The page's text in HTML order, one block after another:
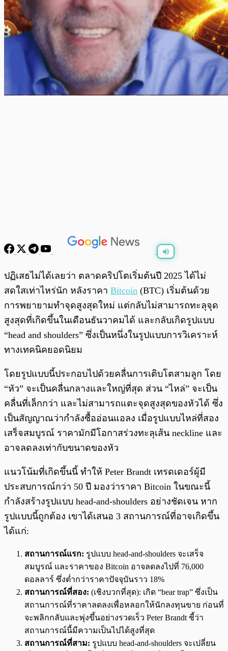
พร้อมเล่น /0:00
ปฏิเสธไม่ได้เลยว่า ตลาดคริปโตเริ่มต้นปี 2025 ได้ไม่
สดใสเท่าไหร่นัก หลังราคา Bitcoin (BTC) เริ่มต้นด้วย
การพยายามทำจุดสูงสุดใหม่ แต่กลับไม่สามารถทะลุจุด
สูงสุดที่เกิดขึ้นในเดือนธันวาคมได้ และกลับเกิดรูปแบบ
“head and shoulders” ซึ่งเป็นหนึ่งในรูปแบบการวิเคราะห์
ทางเทคนิคยอดนิยม
โดยรูปแบบนี้ประกอบไปด้วยคลื่นการเติบโตสามลูก โดย
“หัว” จะเป็นคลื่นกลางและใหญ่ที่สุด ส่วน “ไหล่” จะเป็น
คลื่นที่เล็กกว่า และไม่สามารถแตะจุดสูงสุดของหัวได้ ซึ่ง
เป็นสัญญาณว่ากำลังซื้ออ่อนแอลง เมื่อรูปแบบไหล่ที่สอง
เสร็จสมบูรณ์ ราคามักมีโอกาสร่วงทะลุเส้น neckline และ
อาจลดลงเท่ากับขนาดของหัว
แนวโน้มที่เกิดขึ้นนี้ ทำให้ Peter Brandt เทรดเดอร์ผู้มี
ประสบการณ์กว่า 50 ปี มองว่าราคา Bitcoin ในขณะนี้
กำลังสร้างรูปแบบ head-and-shoulders อย่างชัดเจน หาก
รูปแบบนี้ถูกต้อง เขาได้เสนอ 3 สถานการณ์ที่อาจเกิดขึ้น
ได้แก่:
สถานการณ์แรก: รูปแบบ head-and-shoulders จะเสร็จ
สมบูรณ์ และราคาของ Bitcoin อาจลดลงไปที่ 76,000
ดอลลาร์ ซึ่งต่ำกว่าราคาปัจจุบันราว 18%
สถานการณ์ที่สอง: (เชิงบวกที่สุด): เกิด “bear trap” ซึ่งเป็น
สถานการณ์ที่ราคาลดลงเพื่อหลอกให้นักลงทุนขาย ก่อนที่
จะพลิกกลับและพุ่งขึ้นอย่างรวดเร็ว Peter Brandt ชี้ว่า
สถานการณ์นี้มีความเป็นไปได้สูงที่สุด
สถานการณ์ที่สาม: รูปแบบ head-and-shoulders จะเปลี่ยน